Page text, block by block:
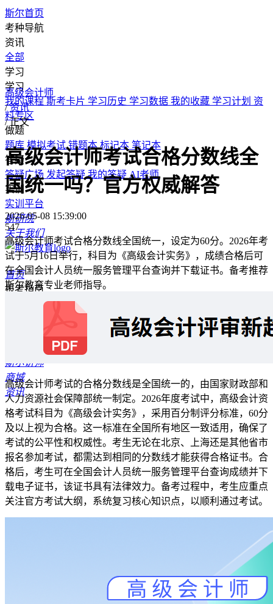
斯尔首页
考种导航
资讯
全部
学习
学习
我的课程 斯考卡片 学习历史 学习数据 我的收藏 学习计划 资
料专区
做题
题库 模拟考试错题本标记本 笔记本
答疑
答疑广场 发起答疑我的答疑 AI老师
实训
实训平台
斯研院
关于我们
首页
报考指南
斯尔讲师
商城
资讯
高级会计师
/ 资讯
/ 正文
高级会计师考试合格分数线全
国统一吗？官方权威解答
2026-05-08 15:39:00
547
高级会计师考试合格分数线全国统一，设定为60分。2026年考
试于5月16日举行，科目为《高级会计实务》，成绩合格后可
在全国会计人员统一服务管理平台查询并下载证书。备考推荐
斯尔教育专业老师指导。
高级会计师考试的合格分数线是全国统一的，由国家财政部和
人力资源社会保障部统一制定。2026年度考试中，高级会计资
格考试科目为《高级会计实务》，采用百分制评分标准，60分
及以上视为合格。这一标准在全国所有地区一致适用，确保了
考试的公平性和权威性。考生无论在北京、上海还是其他省市
报名参加考试，都需达到相同的分数线才能获得合格证书。合
格后，考生可在全国会计人员统一服务管理平台查询成绩并下
载电子证书，该证书具有法律效力。备考过程中，考生应重点
关注官方考试大纲，系统复习核心知识点，以顺利通过考试。